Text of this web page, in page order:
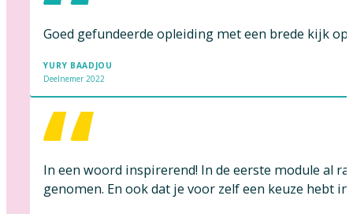
Goed gefundeerde opleiding met een brede kijk op
YURY BAADJOU
Deelnemer 2022
In een woord inspirerend! In de eerste module al
genomen. En ook dat je voor zelf een keuze hebt